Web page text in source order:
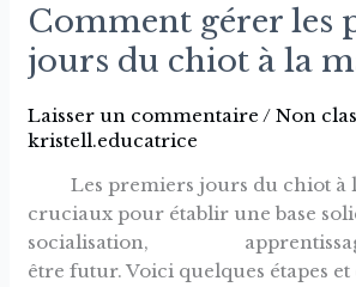
Comment gérer les
jours du chiot à la
Laisser un commentaire /Non
kristell.educatrice
Les premiers jours du chiot à
cruciaux pour établir une base
socialisation, apprentissage
être futur. Voici quelques étapes
Comment
gérer
les
jours
chiot
à
la
maison?